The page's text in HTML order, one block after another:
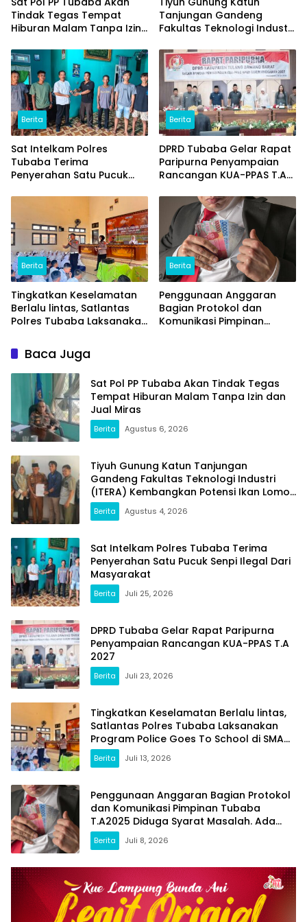
Tindak Tegas Tempat
Hiburan Malam Tanpa Izin
Tanjungan Gandeng
Fakultas Teknologi Industri
Potensi Ikan Lomou
Menjadi Prodak Unggulan
Berita
Sat Intelkam Polres
Tubaba Terima
Penyerahan Satu Pucuk
Masyarakat
Berita
DPRD Tubaba Gelar Rapat
Paripurna Penyampaian
Rancangan KUA-PPAS T.A
Berita
Tingkatkan Keselamatan
Berlalu lintas, Satlantas
Polres Tubaba Laksanakan
School di SMAN 1 Tumijajar
Berita
Penggunaan Anggaran
Bagian Protokol dan
Komunikasi Pimpinan
Baca Juga
Sat Pol PP Tubaba Akan Tindak Tegas
Tempat Hiburan Malam Tanpa Izin dan
Jual Miras
Berita Agustus 6, 2026
Tiyuh Gunung Katun Tanjungan
Gandeng Fakultas Teknologi Industri
(ITERA) Kembangkan Potensi Ikan Lomou
Menjadi Prodak Unggulan
Berita Agustus 4, 2026
Sat Intelkam Polres Tubaba Terima
Penyerahan Satu Pucuk Senpi Ilegal Dari
Masyarakat
Berita Juli 25, 2026
DPRD Tubaba Gelar Rapat Paripurna
Penyampaian Rancangan KUA-PPAS T.A
2027
Berita Juli 23, 2026
Tingkatkan Keselamatan Berlalu lintas,
Satlantas Polres Tubaba Laksanakan
Program Police Goes To School di SMAN
1 Tumijajar
Berita Juli 13, 2026
Penggunaan Anggaran Bagian Protokol
dan Komunikasi Pimpinan Tubaba
T.A2025 Diduga Syarat Masalah. Ada
Indikasi Tumpang Tindih dan Kegiatan
Fiktif
Berita Juli 8, 2026